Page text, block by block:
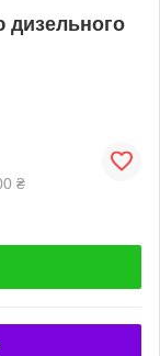
дизельного
₴